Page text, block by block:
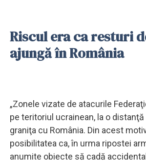
Riscul era ca resturi
ajungă în România
„Zonele vizate de atacurile
pe teritoriul ucrainean, la o
graniţa cu România. Din acest
posibilitatea ca, în urma ripostei
anumite obiecte să cadă